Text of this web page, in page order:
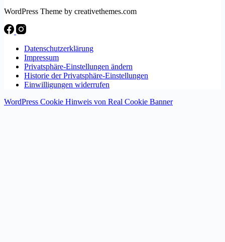
WordPress Theme by creativethemes.com
Datenschutzerklärung
Impressum
Privatsphäre-Einstellungen ändern
Historie der Privatsphäre-Einstellungen
Einwilligungen widerrufen
WordPress Cookie Hinweis von Real Cookie Banner